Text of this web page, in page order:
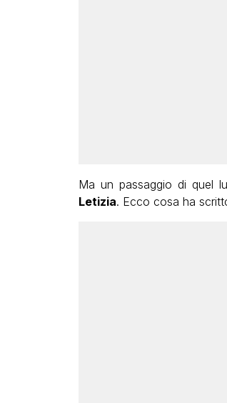
Ma un passaggio di quel
Letizia. Ecco cosa ha